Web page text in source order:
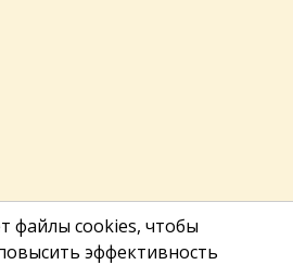
файлы cookies, чтобы
эффективность